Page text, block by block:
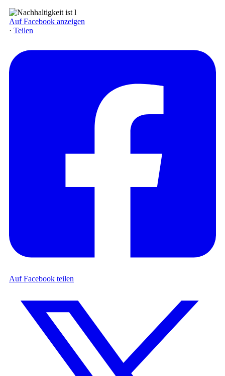
Auf Facebook anzeigen
· Teilen
Auf Facebook teilen